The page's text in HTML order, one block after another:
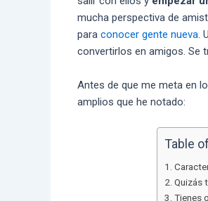
mucha perspectiva de
para conocer gente nueva.
convertirlos en amigos. Se
Antes de que me meta en
amplios que he notado:
Table
Quizás
Tienes